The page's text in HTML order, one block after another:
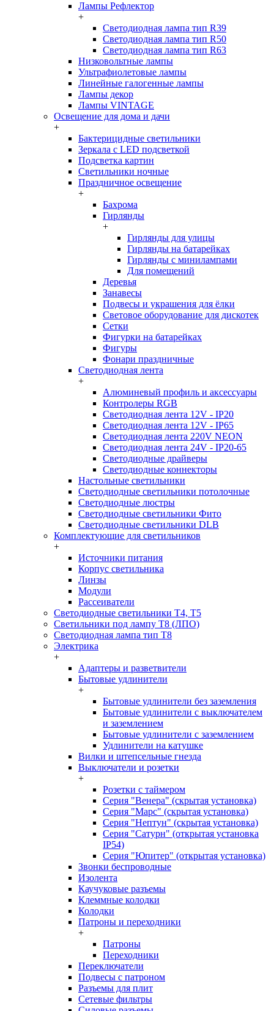
Лампы Рефлектор
+
Светодиодная лампа тип R39
Светодиодная лампа тип R50
Светодиодная лампа тип R63
Низковольтные лампы
Ультрафиолетовые лампы
Линейные галогенные лампы
Лампы декор
Лампы VINTAGE
Освещение для дома и дачи
+
Бактерицидные светильники
Зеркала с LED подсветкой
Подсветка картин
Светильники ночные
Праздничное освещение
+
Бахрома
Гирлянды
+
Гирлянды для улицы
Гирлянды на батарейках
Гирлянды с минилампами
Для помещений
Деревья
Занавесы
Подвесы и украшения для ёлки
Световое оборудование для дискотек
Сетки
Фигурки на батарейках
Фигуры
Фонари праздничные
Светодиодная лента
+
Алюминевый профиль и аксессуары
Контролеры RGB
Светодиодная лента 12V - IP20
Светодиодная лента 12V - IP65
Светодиодная лента 220V NEON
Светодиодная лента 24V - IP20-65
Светодиодные драйверы
Светодиодные коннекторы
Настольные светильники
Светодиодные светильники потолочные
Светодиодные люстры
Светодиодные светильники Фито
Светодиодные светильники DLB
Комплектующие для светильников
+
Источники питания
Корпус светильника
Линзы
Модули
Рассеиватели
Светодиодные светильники T4, T5
Светильники под лампу Т8 (ЛПО)
Светодиодная лампа тип T8
Электрика
+
Адаптеры и разветвители
Бытовые удлинители
+
Бытовые удлинители без заземления
Бытовые удлинители с выключателем
и заземлением
Бытовые удлинители с заземлением
Удлинители на катушке
Вилки и штепсельные гнезда
Выключатели и розетки
+
Розетки с таймером
Серия "Венера" (скрытая установка)
Серия "Марс" (скрытая установка)
Серия "Нептун" (скрытая установка)
Серия "Сатурн" (открытая установка
IP54)
Серия "Юпитер" (открытая установка)
Звонки беспроводные
Изолента
Каучуковые разъемы
Клеммные колодки
Колодки
Патроны и переходники
+
Патроны
Переходники
Переключатели
Подвесы с патроном
Разъемы для плит
Сетевые фильтры